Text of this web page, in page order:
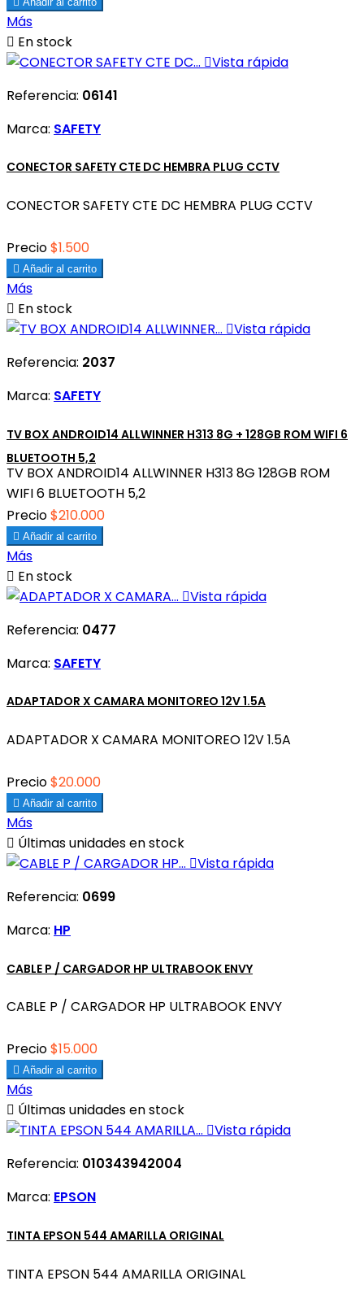
Más
 En stock
Vista rápida
Referencia: 06141
Marca: SAFETY
CONECTOR SAFETY CTE DC HEMBRA PLUG CCTV
CONECTOR SAFETY CTE DC HEMBRA PLUG CCTV
Precio$1.500
 Añadir al carrito
Más
 En stock
Vista rápida
Referencia: 2037
Marca: SAFETY
TV BOX ANDROID14 ALLWINNER H313 8G + 128GB ROM WIFI 6
BLUETOOTH 5,2
TV BOX ANDROID14 ALLWINNER H313 8G 128GB ROM
WIFI 6 BLUETOOTH 5,2
Precio$210.000
 Añadir al carrito
Más
 En stock
Vista rápida
Referencia: 0477
Marca: SAFETY
ADAPTADOR X CAMARA MONITOREO 12V 1.5A
ADAPTADOR X CAMARA MONITOREO 12V 1.5A
Precio$20.000
 Añadir al carrito
Más
 Últimas unidades en stock
Vista rápida
Referencia: 0699
Marca: HP
CABLE P / CARGADOR HP ULTRABOOK ENVY
CABLE P / CARGADOR HP ULTRABOOK ENVY
Precio$15.000
 Añadir al carrito
Más
 Últimas unidades en stock
Vista rápida
Referencia: 010343942004
Marca: EPSON
TINTA EPSON 544 AMARILLA ORIGINAL
TINTA EPSON 544 AMARILLA ORIGINAL